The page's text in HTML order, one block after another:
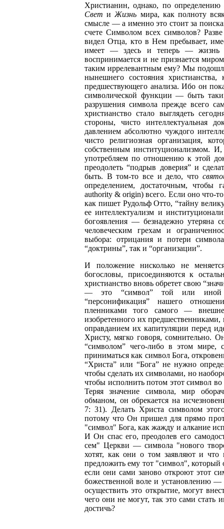
Христианин, однако, по
Свет и Жизнь мира, как полноту
смысле — а именно это стоит за
счете Символом всех символов?
видел Отца, кто в Нем пребывает,
имеет — здесь и теперь — жизнь
воспринимается и не признается
таким иррелевантным ему? Мы
нынешнего состояния
предшествующего анализа. Ибо он
символической функции — быть
разрушения символа прежде всего
христианство стало выглядеть
стороны, чисто интеллектуальная
давлением абсолютно чуждого
чисто религиозная организация,
собственным институционализмом.
употребляем по отношению к этой
преодолеть “подрыв доверия” и
быть. В том-то все и дело, что
определением, достаточным, чтобы
authority & origin) всего. Если оно что-
как пишет Рудольф Отто, “тайну
ее интеллектуализм и
богоявления — безнадежно утеряна
человеческим грехам и
выбора: отрицания и потери
“доктрины”, так и “организации”.
И положение нисколько не
богословы, присоединяются к
христианство вновь обретет свою
— это “символ” той или иной
“персонификация” нашего
пленниками того самого —
изобретенного их
оправданием их капитуляции перед
Христу, мягко говоря, сомнительно.
“символом” чего-либо в этом мире,
приниматься как символ Бога,
“Христа” или “Бога” не нужно
чтобы сделать их символами, но
чтобы исполнить потом этот символ
Теряя значение символа, мир
обманом, он обрекается на
7: 31). Делать Христа символом
потому что Он пришел для прямо
"символ" Бога, как жажду и алкание
И Он спас его, преодолев его
сем" Церкви — символа "нового
хотят, как они о том заявляют и
предложить ему тот "символ", который
если они сами заново откроют этот
божественной воле и установлению
осуществить это открытие, могут
чего они не могут, так это сами стать
достичь?